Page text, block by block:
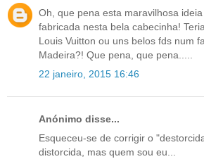
Oh, que pena esta maravilhosa
fabricada nesta bela cabecinha!
Louis Vuitton ou uns belos fds num
Madeira?! Que pena, que pena.....
22 janeiro, 2015 16:46
Anónimo disse...
Esqueceu-se de corrigir o
distorcida, mas quem sou eu...